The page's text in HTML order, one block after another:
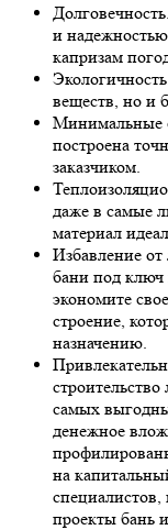
и
капризам
веществ, но и
Минимальные
построена
заказчиком.
даже в самые
материал
Избавление от
бани под ключ
экономите
строение,
назначению.
самых
денежное
на
специалистов,
проекты бань